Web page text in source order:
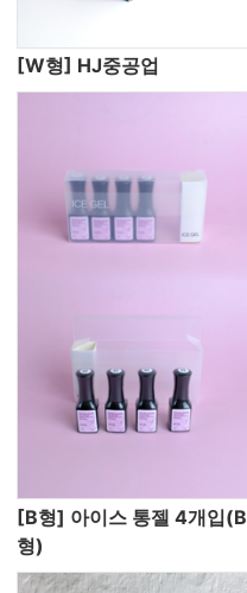
[W형] HJ중공업
[B형] 아이스 통젤 4개입(B
형)